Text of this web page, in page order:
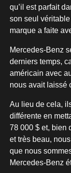
qu’il est parfait
son seul
marque a faite
Mercedes-Benz
derniers temps,
américain avec
nous avait laissé
Au lieu de cela,
différente en
78 000 $ et, bien
et très beau,
que nous
Mercedes-Benz